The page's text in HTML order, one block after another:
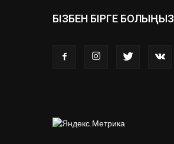
БІЗБЕН БІРГЕ БОЛЫҢЫЗ